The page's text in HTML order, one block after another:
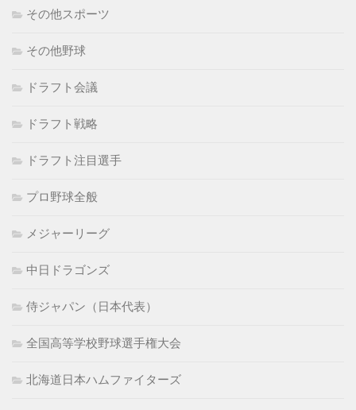
その他スポーツ
その他野球
ドラフト会議
ドラフト戦略
ドラフト注目選手
プロ野球全般
メジャーリーグ
中日ドラゴンズ
侍ジャパン（日本代表）
全国高等学校野球選手権大会
北海道日本ハムファイターズ